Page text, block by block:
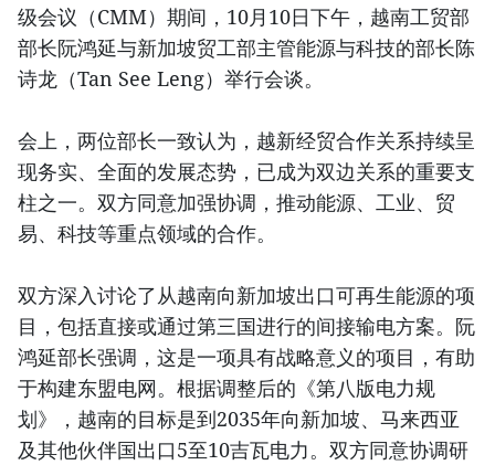
级会议（CMM）期间，10月10日下午，越南工贸部
部长阮鸿延与新加坡贸工部主管能源与科技的部长陈
诗龙（Tan See Leng）举行会谈。
会上，两位部长一致认为，越新经贸合作关系持续呈
现务实、全面的发展态势，已成为双边关系的重要支
柱之一。双方同意加强协调，推动能源、工业、贸
易、科技等重点领域的合作。
双方深入讨论了从越南向新加坡出口可再生能源的项
目，包括直接或通过第三国进行的间接输电方案。阮
鸿延部长强调，这是一项具有战略意义的项目，有助
于构建东盟电网。根据调整后的《第八版电力规
划》，越南的目标是到2035年向新加坡、马来西亚
及其他伙伴国出口5至10吉瓦电力。双方同意协调研